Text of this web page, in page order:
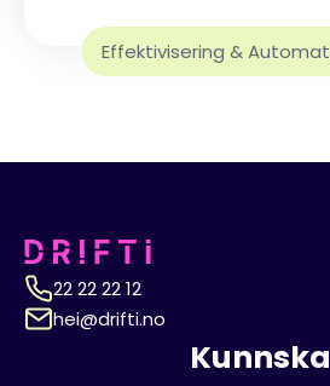
Effektivisering &
22 22 22 12
hei@drifti.no